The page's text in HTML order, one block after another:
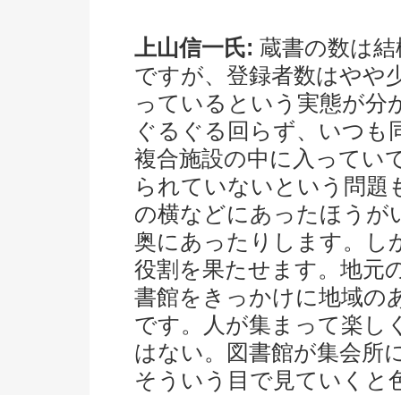
上山信一氏: 蔵書の数は
ですが、登録者数はやや
っているという実態が分
ぐるぐる回らず、いつも
複合施設の中に入ってい
られていないという問題
の横などにあったほうが
奥にあったりします。し
役割を果たせます。地元
書館をきっかけに地域の
です。人が集まって楽し
はない。図書館が集会所
そういう目で見ていくと